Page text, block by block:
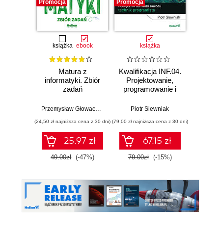
Promocja
książka ebook
Matura z
informatyki. Zbiór
zadań
Przemysław Głowacz
, Waldemar Walczak
(24,50 zł najniższa cena z 30 dni)
25.97 zł
49.00zł (-47%)
Promocja
książka
Kwalifikacja INF.04.
Projektowanie,
programowanie i
aplikacji. Część 2.
obiektowe.
Podręcznik do
nauki zawodu
technik
programista
Piotr Siewniak
(79,00 zł najniższa cena z 30 dni)
67.15 zł
79.00zł (-15%)